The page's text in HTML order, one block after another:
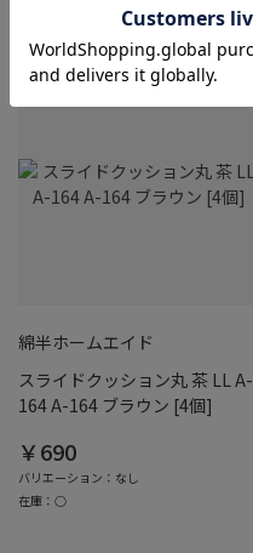
綿半ホームエイド
スライドクッション丸 茶 LL A-
164 A-164 ブラウン [4個]
￥690
バリエーション：なし
在庫：○